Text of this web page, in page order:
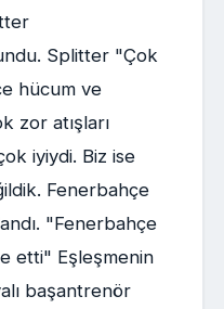
Splitter "Çok
hücum ve
zor atışları
iyiydi. Biz ise
Fenerbahçe
"Fenerbahçe
etti" Eşleşmenin
başantrenör